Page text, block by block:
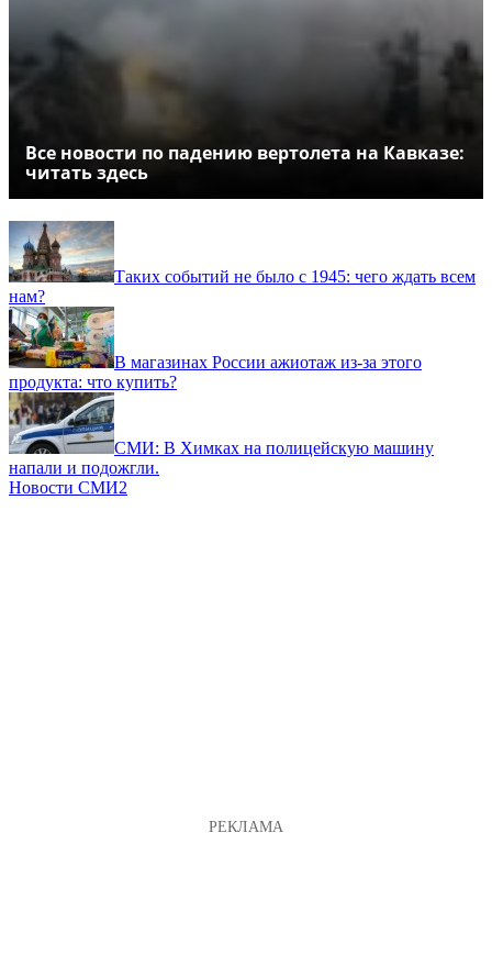
Все новости по падению вертолета на Кавказе:
читать здесь
Таких событий не было с 1945: чего ждать всем
нам?
В магазинах России ажиотаж из-за этого
продукта: что купить?
СМИ: В Химках на полицейскую машину
напали и подожгли.
Новости СМИ2